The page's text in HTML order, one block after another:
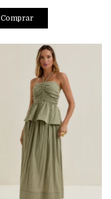
Comprar